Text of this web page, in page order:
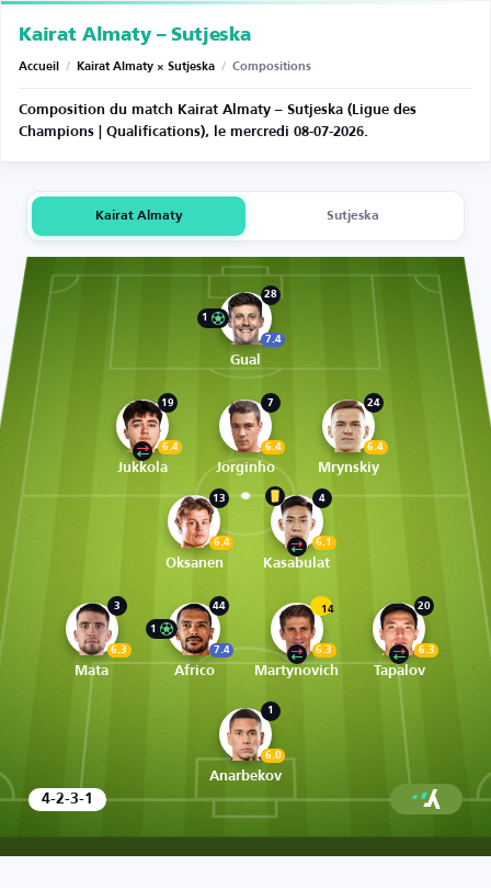
Kairat Almaty – Sutjeska
Accueil / Kairat Almaty × Sutjeska / Compositions
Composition du match Kairat Almaty – Sutjeska (Ligue des
Champions | Qualifications), le mercredi 08-07-2026.
Kairat Almaty Sutjeska
28
7.4
1
Gual
19
6.4
Jukkola
7
6.4
Jorginho
24
6.4
Mrynskiy
13
6.4
Oksanen
4
6.1
Kasabulat
3
6.3
Mata
44
7.4
1
Africo
14
6.3
Martynovich
20
6.3
Tapalov
1
6.0
Anarbekov
4-2-3-1